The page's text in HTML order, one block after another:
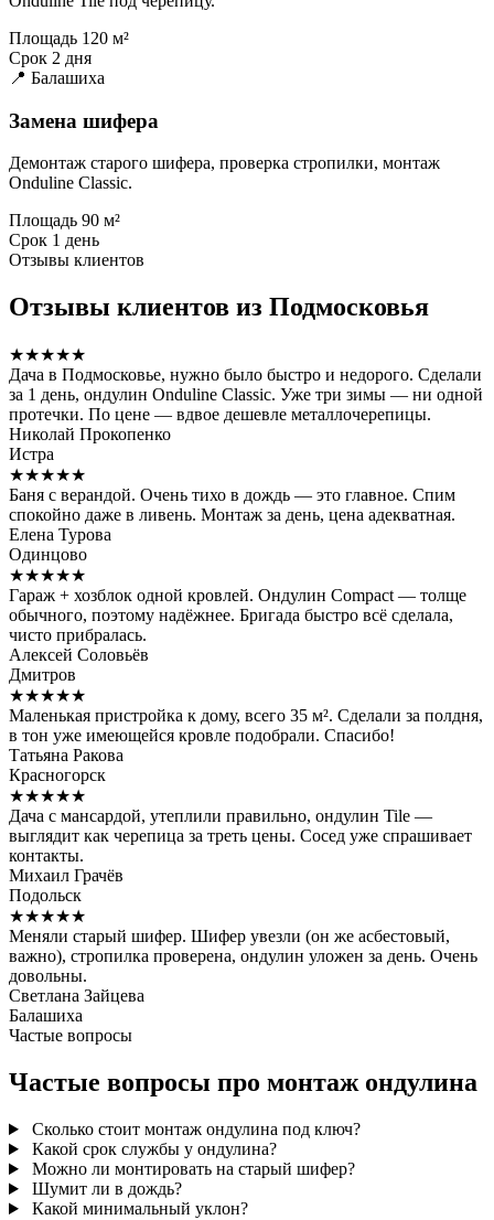
Площадь 120 м²
Срок 2 дня
📍 Балашиха
Замена шифера
Демонтаж старого шифера, проверка стропилки, монтаж
Onduline Classic.
Площадь 90 м²
Срок 1 день
Отзывы клиентов
Отзывы клиентов из Подмосковья
★★★★★
Дача в Подмосковье, нужно было быстро и недорого. Сделали
за 1 день, ондулин Onduline Classic. Уже три зимы — ни одной
протечки. По цене — вдвое дешевле металлочерепицы.
Николай Прокопенко
Истра
★★★★★
Баня с верандой. Очень тихо в дождь — это главное. Спим
спокойно даже в ливень. Монтаж за день, цена адекватная.
Елена Турова
Одинцово
★★★★★
Гараж + хозблок одной кровлей. Ондулин Compact — толще
обычного, поэтому надёжнее. Бригада быстро всё сделала,
чисто прибралась.
Алексей Соловьёв
Дмитров
★★★★★
Маленькая пристройка к дому, всего 35 м². Сделали за полдня,
в тон уже имеющейся кровле подобрали. Спасибо!
Татьяна Ракова
Красногорск
★★★★★
Дача с мансардой, утеплили правильно, ондулин Tile —
выглядит как черепица за треть цены. Сосед уже спрашивает
контакты.
Михаил Грачёв
Подольск
★★★★★
Меняли старый шифер. Шифер увезли (он же асбестовый,
важно), стропилка проверена, ондулин уложен за день. Очень
довольны.
Светлана Зайцева
Балашиха
Частые вопросы
Частые вопросы про монтаж ондулина
Сколько стоит монтаж ондулина под ключ?
Какой срок службы у ондулина?
Можно ли монтировать на старый шифер?
Шумит ли в дождь?
Какой минимальный уклон?